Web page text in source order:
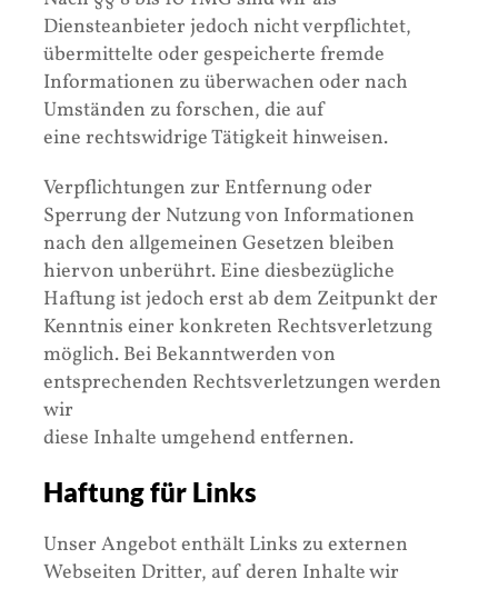
Diensteanbieter jedoch nicht verpflichtet,
übermittelte oder gespeicherte fremde
Informationen zu überwachen oder nach
Umständen zu forschen, die auf
eine rechtswidrige Tätigkeit hinweisen.
Verpflichtungen zur Entfernung oder
Sperrung der Nutzung von Informationen
nach den allgemeinen Gesetzen bleiben
hiervon unberührt. Eine diesbezügliche
Haftung ist jedoch erst ab dem Zeitpunkt der
Kenntnis einer konkreten Rechtsverletzung
möglich. Bei Bekanntwerden von
entsprechenden Rechtsverletzungen werden
wir
diese Inhalte umgehend entfernen.
Haftung für Links
Unser Angebot enthält Links zu externen
Webseiten Dritter, auf deren Inhalte wir